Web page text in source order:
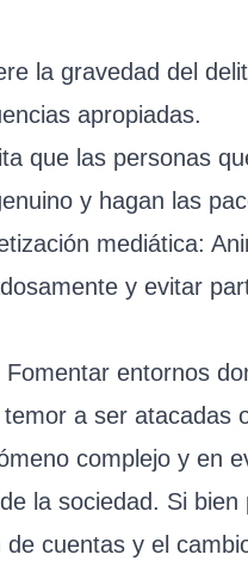
la gravedad del
apropiadas.
que las personas
y hagan las
mediática:
y evitar
entornos
a ser atacadas
complejo y en
la sociedad. Si bien
cuentas y el